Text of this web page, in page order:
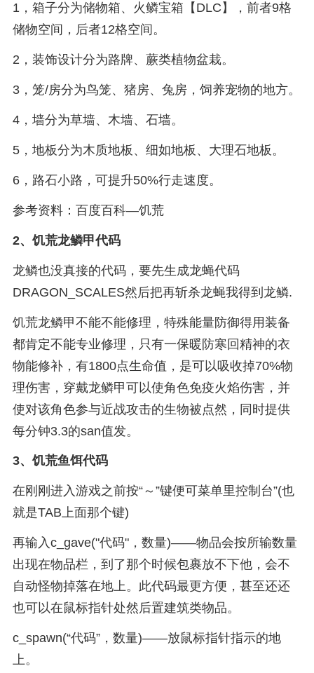
1，箱子分为储物箱、火鳞宝箱【DLC】，前者9格
储物空间，后者12格空间。
2，装饰设计分为路牌、蕨类植物盆栽。
3，笼/房分为鸟笼、猪房、兔房，饲养宠物的地方。
4，墙分为草墙、木墙、石墙。
5，地板分为木质地板、细如地板、大理石地板。
6，路石小路，可提升50%行走速度。
参考资料：百度百科—饥荒
2、饥荒龙鳞甲代码
龙鳞也没真接的代码，要先生成龙蝇代码
DRAGON_SCALES然后把再斩杀龙蝇我得到龙鳞.
饥荒龙鳞甲不能不能修理，特殊能量防御得用装备
都肯定不能专业修理，只有一保暖防寒回精神的衣
物能修补，有1800点生命值，是可以吸收掉70%物
理伤害，穿戴龙鳞甲可以使角色免疫火焰伤害，并
使对该角色参与近战攻击的生物被点然，同时提供
每分钟3.3的san值发。
3、饥荒鱼饵代码
在刚刚进入游戏之前按“～”键便可菜单里控制台”(也
就是TAB上面那个键)
再输入c_gave("代码"，数量)——物品会按所输数量
出现在物品栏，到了那个时候包裹放不下他，会不
自动怪物掉落在地上。此代码最更方便，甚至还还
也可以在鼠标指针处然后置建筑类物品。
c_spawn(“代码”，数量)——放鼠标指针指示的地
上。